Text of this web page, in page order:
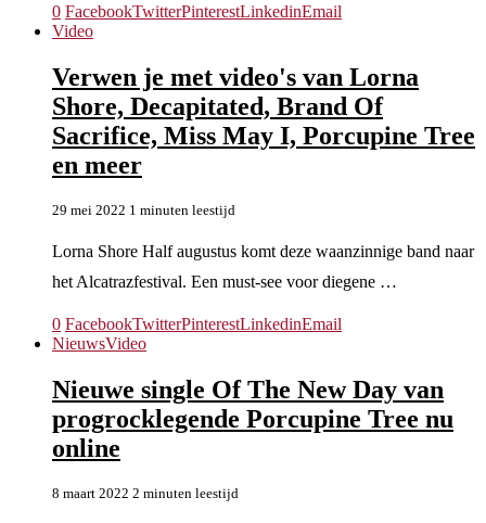
0 FacebookTwitterPinterestLinkedinEmail
Video
Verwen je met video's van Lorna
Shore, Decapitated, Brand Of
Sacrifice, Miss May I, Porcupine Tree
en meer
29 mei 2022 1 minuten leestijd
Lorna Shore Half augustus komt deze waanzinnige band naar
het Alcatrazfestival. Een must-see voor diegene …
0 FacebookTwitterPinterestLinkedinEmail
NieuwsVideo
Nieuwe single Of The New Day van
progrocklegende Porcupine Tree nu
online
8 maart 2022 2 minuten leestijd